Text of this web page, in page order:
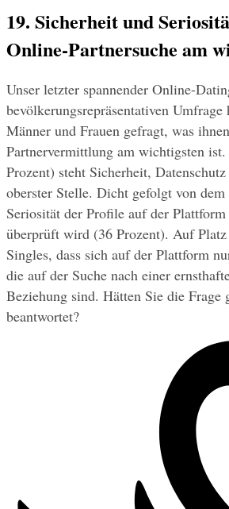
19. Sicherheit und
Online-Partnersuche am
Unser letzter spannender Online-
bevölkerungsrepräsentativen
Männer und Frauen gefragt, was
Partnervermittlung am wichtigsten
Prozent) steht Sicherheit,
oberster Stelle. Dicht gefolgt von dem
Seriosität der Profile auf der
überprüft wird (36 Prozent). Auf
Singles, dass sich auf der Plattform
die auf der Suche nach einer
Beziehung sind. Hätten Sie die Frage
beantwortet?